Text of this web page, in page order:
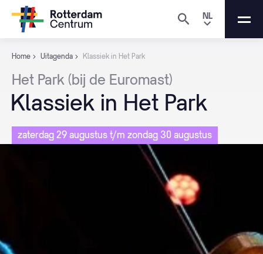
NL
Home Uitagenda Klassiek in Het Park
Het Park (bij de Euromast)
Klassiek in Het Park
zaterdag 29 augustus t/m zondag 30 augustus